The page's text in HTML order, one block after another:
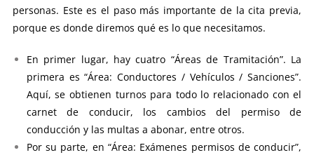
personas. Este es el paso más importante de la cita previa,
porque es donde diremos qué es lo que necesitamos.
En primer lugar, hay cuatro “Áreas de Tramitación”. La
primera es “Área: Conductores / Vehículos / Sanciones”.
Aquí, se obtienen turnos para todo lo relacionado con el
carnet de conducir, los cambios del permiso de
conducción y las multas a abonar, entre otros.
Por su parte, en “Área: Exámenes permisos de conducir”,